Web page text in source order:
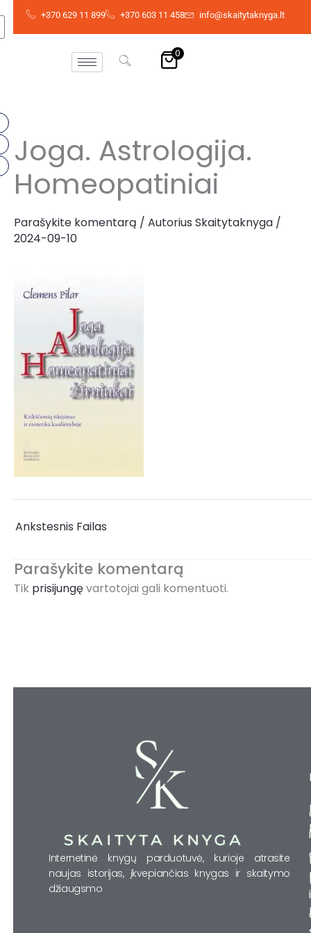
Pereiti
+370 629 11 899 +370 603 11 458 info@skaitytaknyga.lt
0
Joga. Astrologija.
Homeopatiniai
Parašykite komentarą / Autorius Skaitytaknyga /
2024-09-10
Ankstesnis Failas
Parašykite komentarą
Tik prisijungęvartotojai gali komentuoti.
Internetinė knygų parduotuvė, kurioje atrasite
naujas istorijas, įkvepiančias knygas ir skaitymo
džiaugsmo